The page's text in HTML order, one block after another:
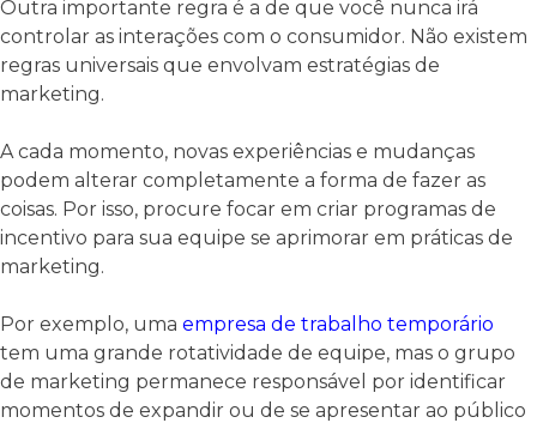
Outra importante regra é a de que você nunca irá
controlar as interações com o consumidor. Não existem
regras universais que envolvam estratégias de
marketing.
A cada momento, novas experiências e mudanças
podem alterar completamente a forma de fazer as
coisas. Por isso, procure focar em criar programas de
incentivo para sua equipe se aprimorar em práticas de
marketing.
Por exemplo, uma empresa de trabalho temporário
tem uma grande rotatividade de equipe, mas o grupo
de marketing permanece responsável por identificar
momentos de expandir ou de se apresentar ao público